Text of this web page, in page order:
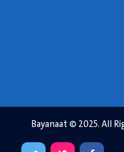
Bayanaat © 2025. All